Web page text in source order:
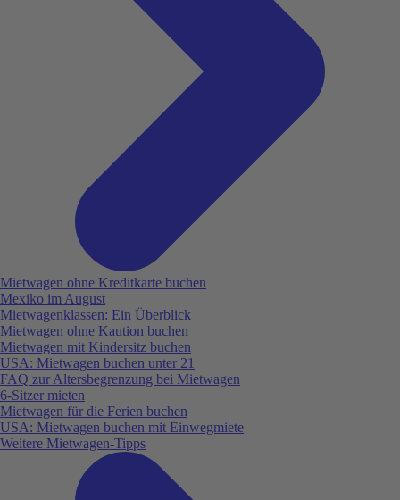
Mietwagen ohne Kreditkarte buchen
Mexiko im August
Mietwagenklassen: Ein Überblick
Mietwagen ohne Kaution buchen
Mietwagen mit Kindersitz buchen
USA: Mietwagen buchen unter 21
FAQ zur Altersbegrenzung bei Mietwagen
6-Sitzer mieten
Mietwagen für die Ferien buchen
USA: Mietwagen buchen mit Einwegmiete
Weitere Mietwagen-Tipps